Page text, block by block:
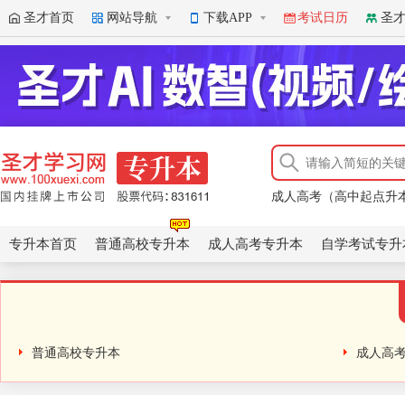
圣才首页 网站导航 下载APP 考试日历 圣
成人高考（高中起点升
《毛泽东思想和中国特
成人高考（高中起点升
《毛泽东思想和中国特
专升本首页 普通高校专升本 成人高考专升本 自学考试专升
普通高校专升本 成人高